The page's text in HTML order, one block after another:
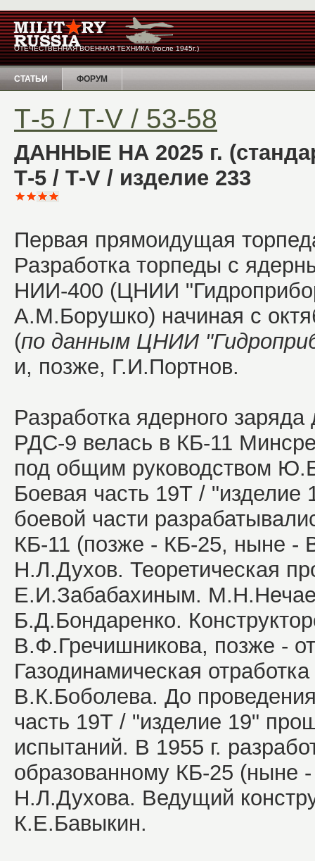
ОТЕЧЕСТВЕННАЯ ВОЕННАЯ ТЕХНИКА (после 1945г.)
СТАТЬИ ФОРУМ
Т-5 / Т-V / 53-58
ДАННЫЕ НА 2025 г.
Т-5 / Т-V / изделие 233
Первая прямоидущая
Разработка торпеды с
НИИ-400 (ЦНИИ
А.М.Борушко) начиная с
(по данным ЦНИИ
и, позже, Г.И.Портнов.
Разработка ядерного
РДС-9 велась в КБ-11
под общим руководством
Боевая часть 19Т /
боевой части
КБ-11 (позже - КБ-25, ныне -
Н.Л.Духов. Теоретическая
Е.И.Забабахиным.
Б.Д.Бондаренко.
В.Ф.Гречишникова, позже -
Газодинамическая
В.К.Боболева. До
часть 19Т / "изделие 19"
испытаний. В 1955 г.
образованному КБ-25 (ныне
Н.Л.Духова. Ведущий
К.Е.Бавыкин.